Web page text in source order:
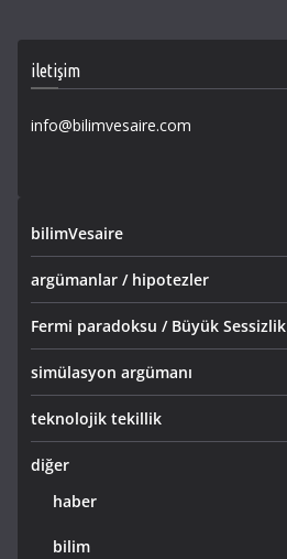
iletişim
info@bilimvesaire.com
bilimVesaire
argümanlar / hipotezler
Fermi paradoksu / Büyük Sessizlik
simülasyon argümanı
teknolojik tekillik
diğer
haber
bilim